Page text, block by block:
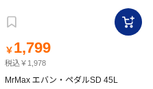
￥ 1,799
税込￥1,978
MrMax エバン・ペダルSD 45L